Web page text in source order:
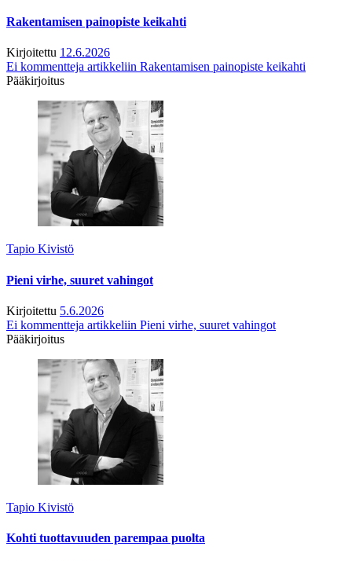
Rakentamisen painopiste keikahti
Kirjoitettu 12.6.2026
Ei kommentteja artikkeliin Rakentamisen painopiste keikahti
Pääkirjoitus
Tapio Kivistö
Pieni virhe, suuret vahingot
Kirjoitettu 5.6.2026
Ei kommentteja artikkeliin Pieni virhe, suuret vahingot
Pääkirjoitus
Tapio Kivistö
Kohti tuottavuuden parempaa puolta